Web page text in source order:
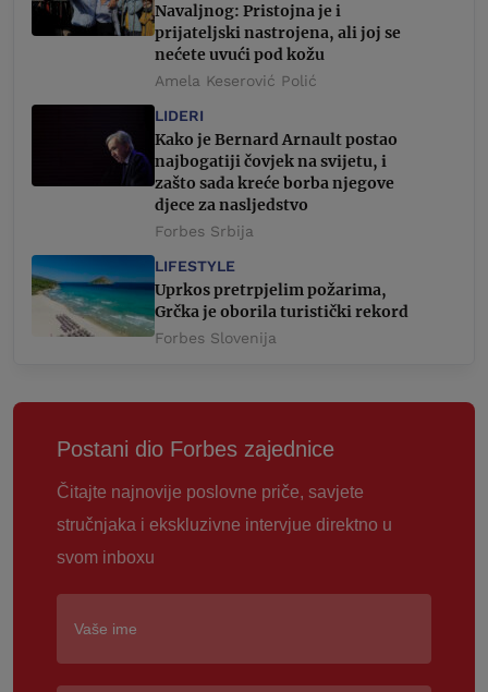
Navaljnog: Pristojna je i
prijateljski nastrojena, ali joj se
nećete uvući pod kožu
Amela Keserović Polić
LIDERI
Kako je Bernard Arnault postao
najbogatiji čovjek na svijetu, i
zašto sada kreće borba njegove
djece za nasljedstvo
Forbes Srbija
LIFESTYLE
Uprkos pretrpjelim požarima,
Grčka je oborila turistički rekord
Forbes Slovenija
Postani dio Forbes zajednice
Čitajte najnovije poslovne priče, savjete
stručnjaka i ekskluzivne intervjue direktno u
svom inboxu